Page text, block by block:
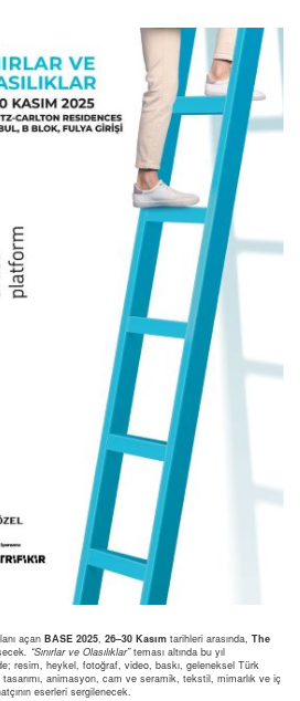
açan BASE 2025, 26–30 Kasım tarihleri arasında, The
. “Sınırlar ve Olasılıklar”teması altında bu yıl
resim, heykel, fotoğraf, video, baskı, geleneksel Türk
animasyon, cam ve seramik, tekstil, mimarlık ve iç
eserleri sergilenecek.